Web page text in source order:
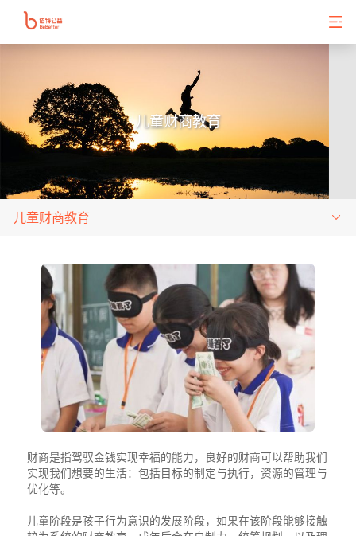
儿童财商教育
儿童财商教育
财商是指驾驭金钱实现幸福的能力，良好的财商可以帮助我们
实现我们想要的生活：包括目标的制定与执行，资源的管理与
优化等。
儿童阶段是孩子行为意识的发展阶段，如果在该阶段能够接触